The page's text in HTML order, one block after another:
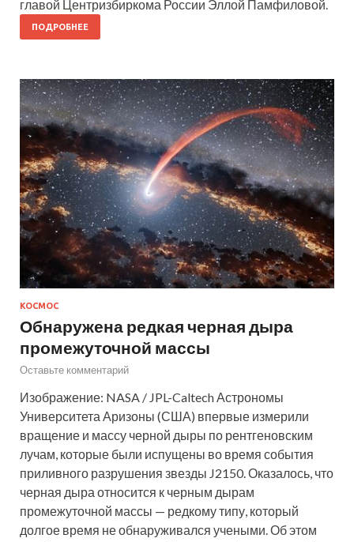
главой Центризбиркома России Эллой Памфиловой.
ПОДРОБНЕЕ
КОСМОС
Обнаружена редкая черная дыра
промежуточной массы
Оставьте комментарий
Изображение: NASA / JPL-Caltech Астрономы
Университета Аризоны (США) впервые измерили
вращение и массу черной дыры по рентгеновским
лучам, которые были испущены во время события
приливного разрушения звезды J2150. Оказалось, что
черная дыра относится к черным дырам
промежуточной массы — редкому типу, который
долгое время не обнаруживался учеными. Об этом